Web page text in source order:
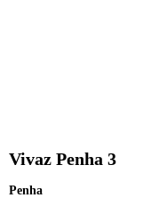
Vivaz Penha 3
Penha